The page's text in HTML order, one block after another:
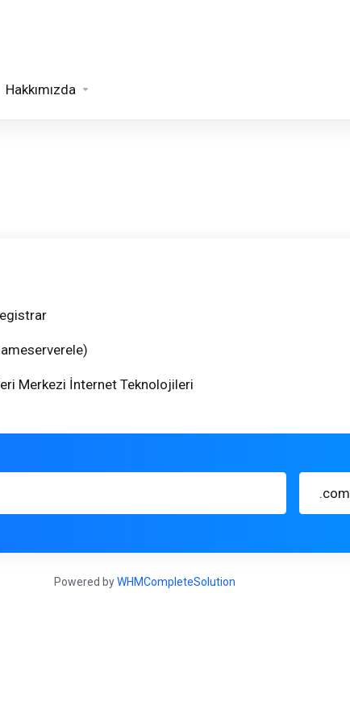
Hakkımızda
Merkezi İnternet Teknolojileri
.com
Powered byWHMCompleteSolution